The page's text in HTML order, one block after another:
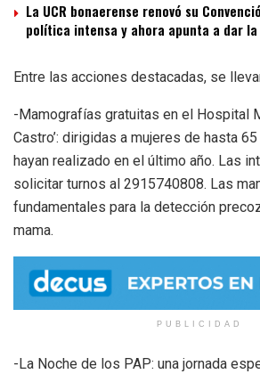
La UCR bonaerense renovó su
política intensa y ahora apunta a dar la
Entre las acciones destacadas, se
-Mamografías gratuitas en el Hospital
Castro’: dirigidas a mujeres de hasta
hayan realizado en el último año. Las
solicitar turnos al 2915740808. Las
fundamentales para la detección
mama.
PUBLICIDAD
-La Noche de los PAP: una jornada